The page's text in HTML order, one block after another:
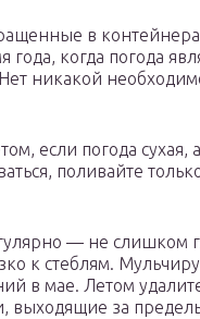
в
когда погода
никакой
если погода сухая,
поливайте
— не слишком
к стеблям.
в мае. Летом
выходящие за